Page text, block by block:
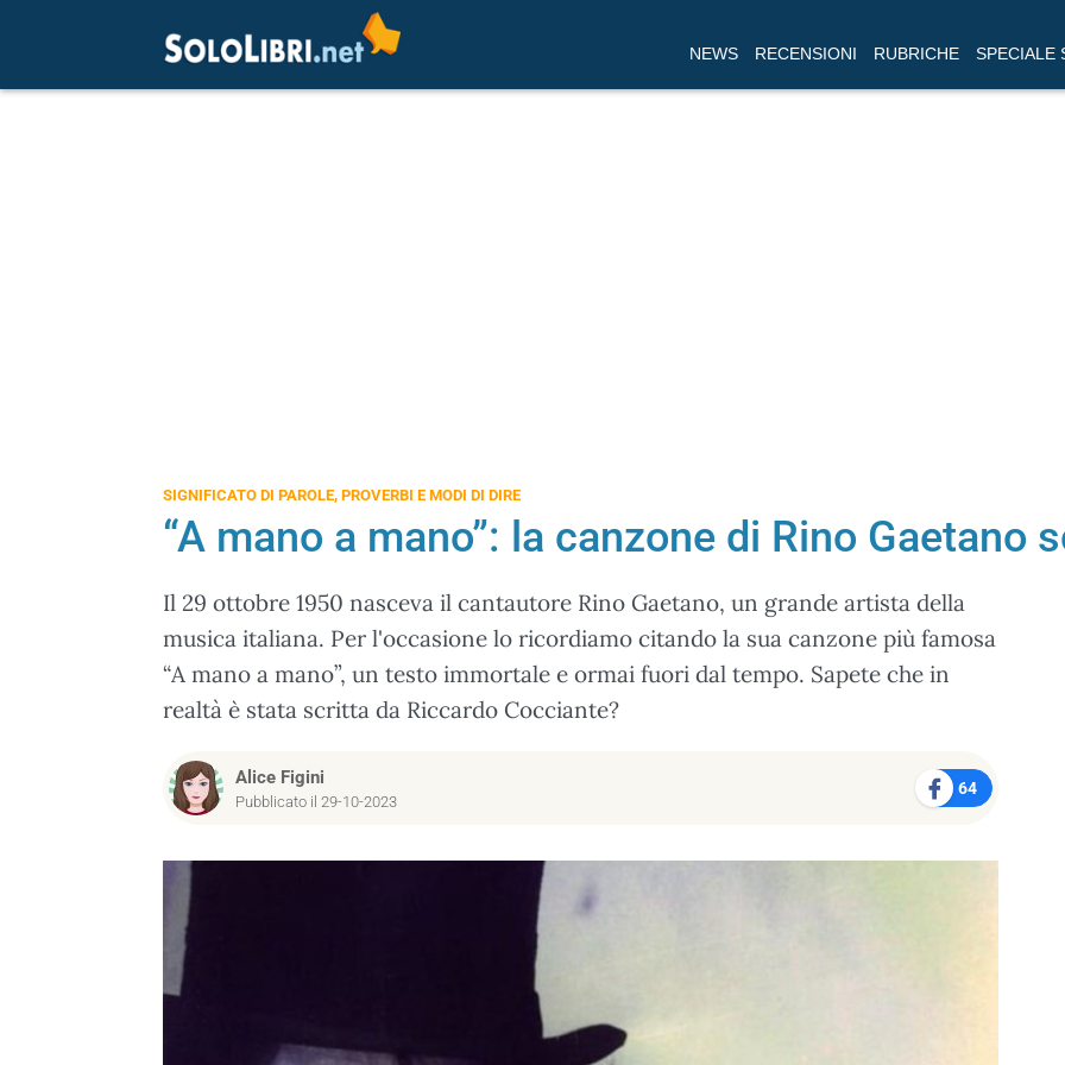
NEWS RECENSIONI RUBRICHE SPECIALE
SIGNIFICATO DI PAROLE, PROVERBI E MODI DI DIRE
“A mano a mano”: la canzone di Rino Gaetano
Il 29 ottobre 1950 nasceva il cantautore Rino Gaetano, un grande artista della
musica italiana. Per l'occasione lo ricordiamo citando la sua canzone più famosa
“A mano a mano”, un testo immortale e ormai fuori dal tempo. Sapete che in
realtà è stata scritta da Riccardo Cocciante?
Alice Figini
Pubblicato il 29-10-2023
64